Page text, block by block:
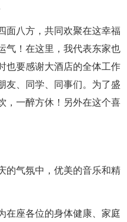
面八方，共同欢聚在这幸福
气！在这里，我代表东家也
也要感谢大酒店的全体工作
友、同学、同事们。为了盛
，一醉方休！另外在这个喜
的气氛中，优美的音乐和精
在座各位的身体健康、家庭